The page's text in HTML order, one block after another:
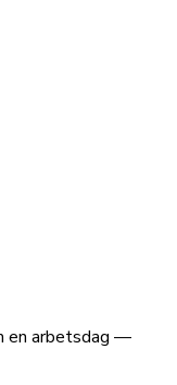
en arbetsdag —